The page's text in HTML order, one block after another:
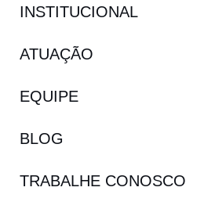
INSTITUCIONAL
ATUAÇÃO
EQUIPE
BLOG
TRABALHE CONOSCO